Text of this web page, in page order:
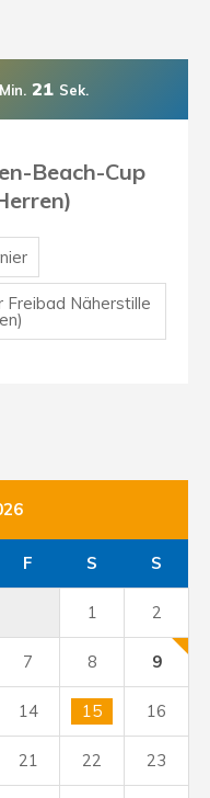
Min. 20 Sek.
Beach-Cup
Freibad Näherstille
F S S
1 2
7 8 9
14 15 16
21 22 23